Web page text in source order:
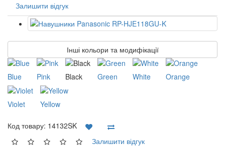
Залишити відгук
Інші кольори та модифікації
Blue Pink Black Green White Orange
Violet Yellow
Код товару: 14132SK
Залишити відгук